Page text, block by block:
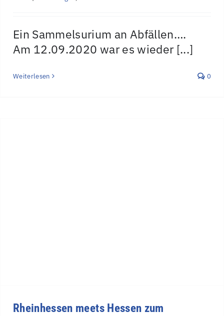
Ein Sammelsurium an Abfällen….
Am 12.09.2020 war es wieder [...]
Weiterlesen 0
Rheinhessen meets Hessen zum